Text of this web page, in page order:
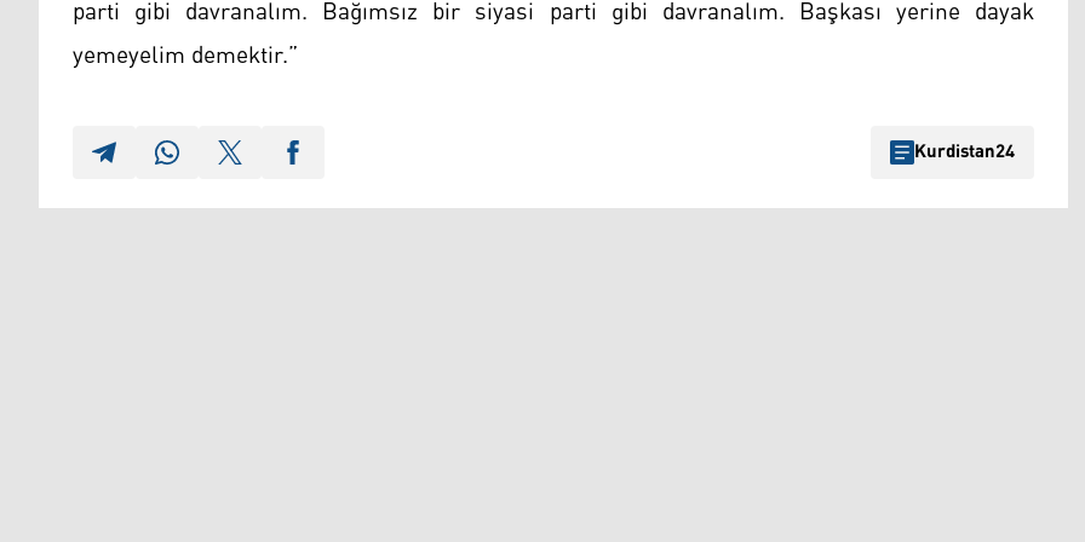
parti gibi davranalım. Bağımsız bir siyasi parti gibi davranalım. Başkası yerine dayak
yemeyelim demektir.”
Kurdistan24